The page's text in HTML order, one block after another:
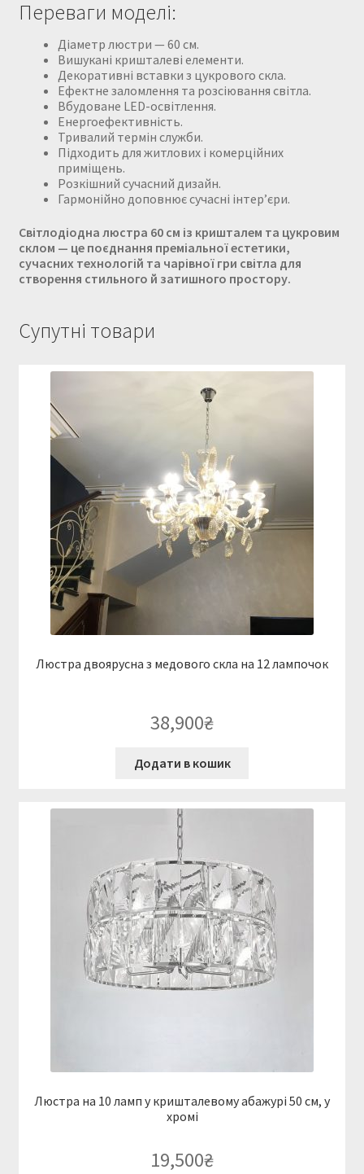
Переваги моделі:
Діаметр люстри — 60 см.
Вишукані кришталеві елементи.
Декоративні вставки з цукрового скла.
Ефектне заломлення та розсіювання світла.
Вбудоване LED-освітлення.
Енергоефективність.
Тривалий термін служби.
Підходить для житлових і комерційних
приміщень.
Розкішний сучасний дизайн.
Гармонійно доповнює сучасні інтер’єри.
Світлодіодна люстра 60 см із кришталем та цукровим
склом — це поєднання преміальної естетики,
сучасних технологій та чарівної гри світла для
створення стильного й затишного простору.
Супутні товари
Люстра двоярусна з медового скла на 12 лампочок
38,900₴
Додати в кошик
Люстра на 10 ламп у кришталевому абажурі 50 см, у
хромі
19,500₴